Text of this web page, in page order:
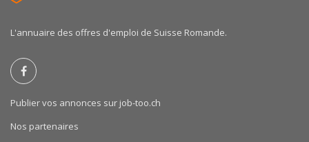
L'annuaire des offres d'emploi de Suisse Romande.
Publier vos annonces sur job-too.ch
Nos partenaires